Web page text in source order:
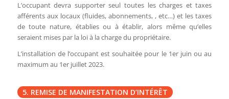
L’occupant devra supporter seul toutes les charges et taxes
afférents aux locaux (fluides, abonnements, , etc…) et les taxes
de toute nature, établies ou à établir, alors même qu’elles
seraient mises par la loi à la charge du propriétaire.
L’installation de l’occupant est souhaitée pour le 1er juin ou au
maximum au 1er juillet 2023.
5. REMISE DE MANIFESTATION D’INTÉRÊT